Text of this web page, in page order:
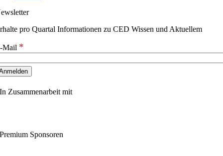
pro Quartal Informationen zu CED Wissen und Aktuellem
Mail *
In Zusammenarbeit mit
Premium Sponsoren